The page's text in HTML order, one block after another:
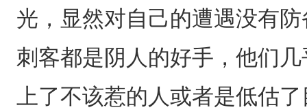
光，显然对自己的遭遇没有
刺客都是阴人的好手，他们
上了不该惹的人或者是低估